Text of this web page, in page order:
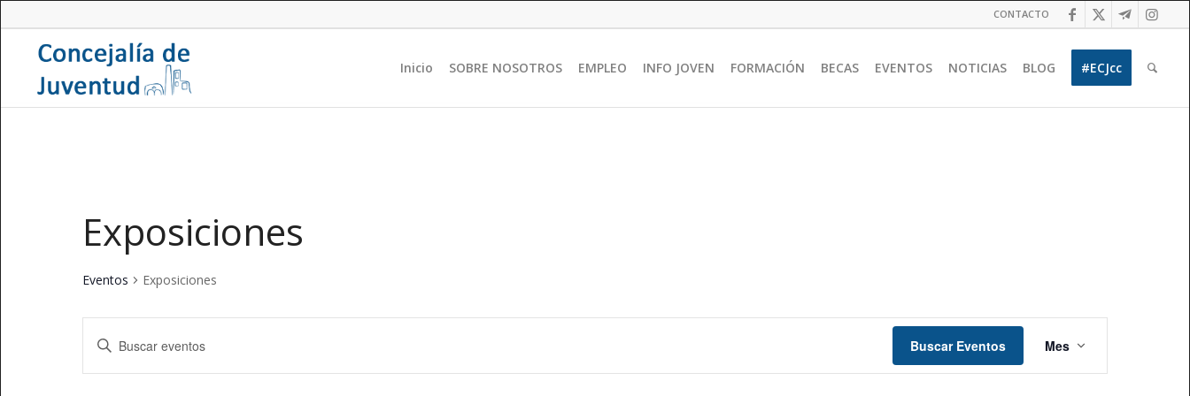
CONTACTO
Inicio SOBRE NOSOTROS EMPLEO INFO JOVEN FORMACIÓN BECAS EVENTOS NOTICIAS BLOG #ECJcc
Exposiciones
Eventos Exposiciones
Navegación
de
búsqueda
Introduce
Buscar Eventos
de
Mes